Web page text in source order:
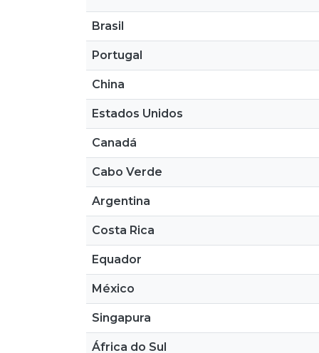
Brasil
Portugal
China
Estados Unidos
Canadá
Cabo Verde
Argentina
Costa Rica
Equador
México
Singapura
África do Sul